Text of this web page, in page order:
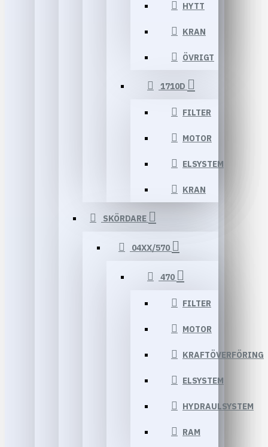
HYTT
KRAN
ÖVRIGT
1710D
FILTER
MOTOR
ELSYSTEM
KRAN
SKÖRDARE
04XX/570
470
FILTER
MOTOR
KRAFTÖVERFÖRING
ELSYSTEM
HYDRAULSYSTEM
RAM